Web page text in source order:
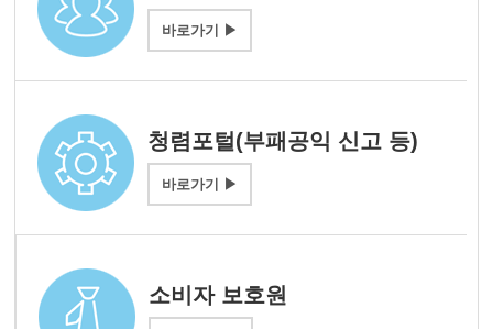
바로가기 ▶
청렴포털 (부패공익 신고 등)
바로가기 ▶
소비자 보호원